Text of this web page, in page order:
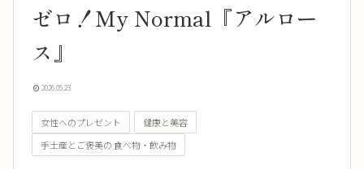
ゼロ！My Normal『アルロー
ス』
2026.05.23
女性へのプレゼント
健康と美容
手土産とご褒美の 食べ物・飲み物